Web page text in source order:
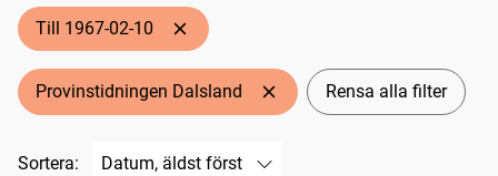
Till 1967-02-10
Provinstidningen Dalsland Rensa alla filter
Sortera: